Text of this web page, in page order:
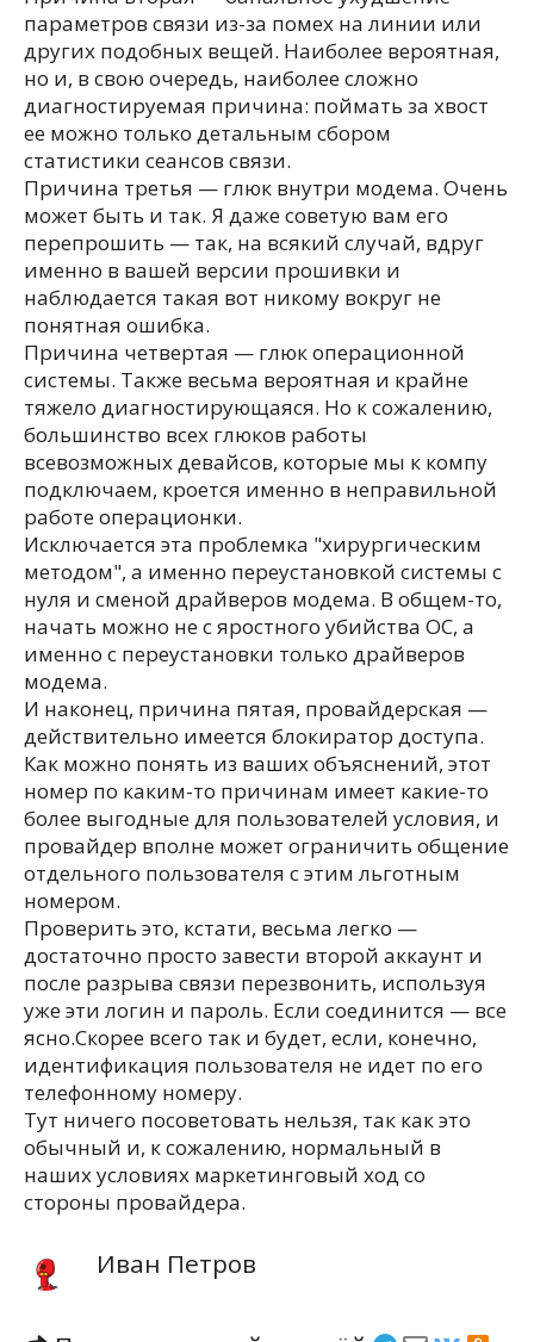
параметров связи из-за помех на линии или
других подобных вещей. Наиболее вероятная,
но и, в свою очередь, наиболее сложно
диагностируемая причина: поймать за хвост
ее можно только детальным сбором
статистики сеансов связи.
Причина третья — глюк внутри модема. Очень
может быть и так. Я даже советую вам его
перепрошить — так, на всякий случай, вдруг
именно в вашей версии прошивки и
наблюдается такая вот никому вокруг не
понятная ошибка.
Причина четвертая — глюк операционной
системы. Также весьма вероятная и крайне
тяжело диагностирующаяся. Но к сожалению,
большинство всех глюков работы
всевозможных девайсов, которые мы к компу
подключаем, кроется именно в неправильной
работе операционки.
Исключается эта проблемка "хирургическим
методом", а именно переустановкой системы с
нуля и сменой драйверов модема. В общем-то,
начать можно не с яростного убийства ОС, а
именно с переустановки только драйверов
модема.
И наконец, причина пятая, провайдерская —
действительно имеется блокиратор доступа.
Как можно понять из ваших объяснений, этот
номер по каким-то причинам имеет какие-то
более выгодные для пользователей условия, и
провайдер вполне может ограничить общение
отдельного пользователя с этим льготным
номером.
Проверить это, кстати, весьма легко —
достаточно просто завести второй аккаунт и
после разрыва связи перезвонить, используя
уже эти логин и пароль. Если соединится — все
ясно.Скорее всего так и будет, если, конечно,
идентификация пользователя не идет по его
телефонному номеру.
Тут ничего посоветовать нельзя, так как это
обычный и, к сожалению, нормальный в
наших условиях маркетинговый ход со
стороны провайдера.
Иван Петров